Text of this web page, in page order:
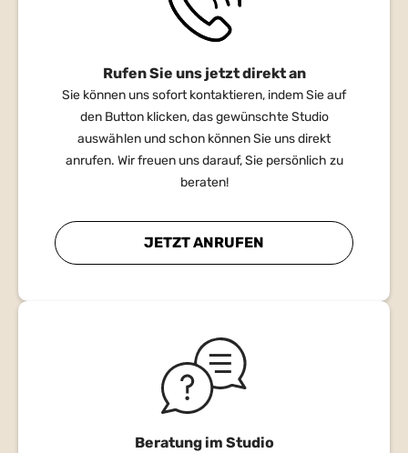
Rufen Sie uns jetzt direkt an
Sie können uns sofort kontaktieren, indem Sie auf
den Button klicken, das gewünschte Studio
auswählen und schon können Sie uns direkt
anrufen. Wir freuen uns darauf, Sie persönlich zu
beraten!
JETZT ANRUFEN
Beratung im Studio